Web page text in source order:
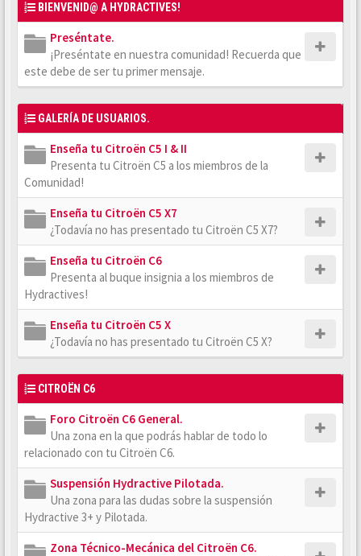
BIENVENID@ A HYDRACTIVES!
Preséntate.
¡Preséntate en nuestra comunidad! Recuerda que
este debe de ser tu primer mensaje.
GALERÍA DE USUARIOS.
Enseña tu Citroën C5 I & II
Presenta tu Citroën C5 a los miembros de la
Comunidad!
Enseña tu Citroën C5 X7
¿Todavía no has presentado tu Citroën C5 X7?
Enseña tu Citroën C6
Presenta al buque insignia a los miembros de
Hydractives!
Enseña tu Citroën C5 X
¿Todavía no has presentado tu Citroën C5 X?
CITROËN C6
Foro Citroën C6 General.
Una zona en la que podrás hablar de todo lo
relacionado con tu Citroën C6.
Suspensión Hydractive Pilotada.
Una zona para las dudas sobre la suspensión
Hydractive 3+ y Pilotada.
Zona Técnico-Mecánica del Citroën C6.